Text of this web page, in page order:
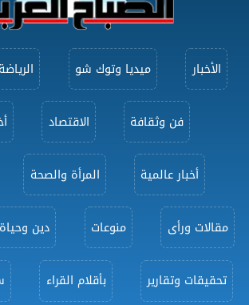
الأخبار ميديا وتوك شو الرياضة
فن وثقافة الاقتصاد
أخبار عالمية المرأة والصحة
مقالات ورأى منوعات دين وحياة
تحقيقات وتقارير بأقلام القراء